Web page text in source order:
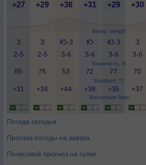
Ветер, метр/с
Влажность, %
Комфорт, °C
Магнитные бури
+27 +29 +36 +31 +29 +30
З
2-5
З
2-5
Ю-З
3-6
Ю
3-6
Ю-З
3-6
З
3-6
85 75 53 72 77 70
+31 +34 +44 +38 +35 +37
Погода сегодня
Прогноз погоды на завтра
Почасовой прогноз на сутки